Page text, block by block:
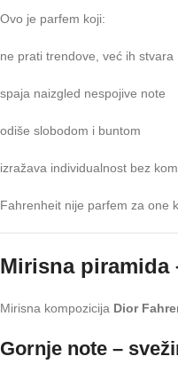
Ovo je parfem koji:
ne prati trendove, već ih stvara
spaja naizgled nespojive note
odiše slobodom i buntom
izražava individualnost bez
Fahrenheit nije parfem za one
Mirisna
Mirisna kompozicija Dior
Gornje note –